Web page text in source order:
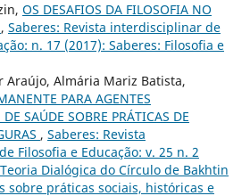
OS DESAFIOS DA FILOSOFIA NO
, Saberes: Revista interdisciplinar de
n. 17 (2017): Saberes: Filosofia e
Araújo, Almária Mariz Batista,
PARA AGENTES
SAÚDE SOBRE PRÁTICAS DE
, Saberes: Revista
Filosofia e Educação: v. 25 n. 2
Teoria Dialógica do Círculo de Bakhtin
sobre práticas sociais, históricas e